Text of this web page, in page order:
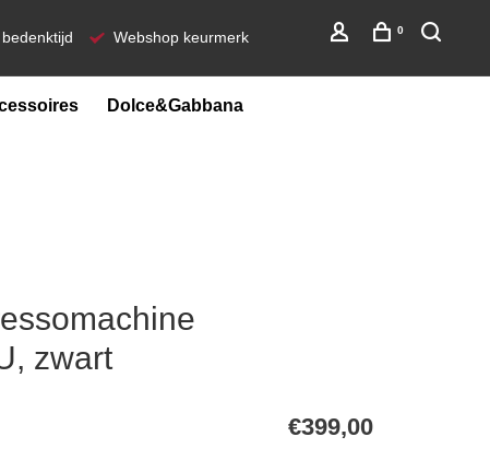
Webshop keurmerk 0
Dolce&Gabbana
zwart
€399,00